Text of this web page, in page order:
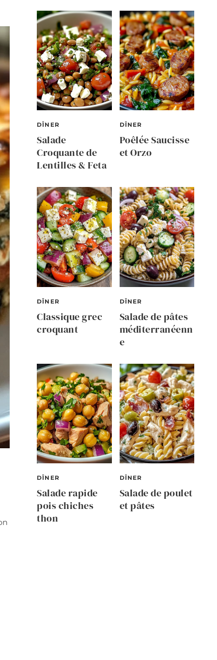
DÎNER
Salade
Croquante de
Lentilles & Feta
DÎNER
Poêlée Saucisse
et Orzo
DÎNER
Classique grec
croquant
DÎNER
Salade de pâtes
méditerranéenn
e
DÎNER
Salade rapide
pois chiches
thon
DÎNER
Salade de poulet
et pâtes